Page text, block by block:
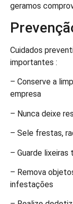
geramos
Cuidados
importantes :
– Conserve a
empresa
– Nunca deixe
– Sele frestas,
– Guarde
– Remova
infestações